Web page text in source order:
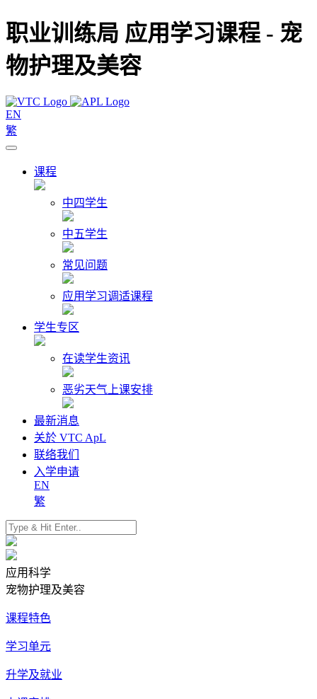
职业训练局 应用学习课程 - 宠
物护理及美容
EN
繁
课程
中四学生
中五学生
常见问题
应用学习调适课程
学生专区
在读学生资讯
恶劣天气上课安排
最新消息
关於 VTC ApL
联络我们
入学申请
EN
繁
应用科学
宠物护理及美容
课程特色
学习单元
升学及就业